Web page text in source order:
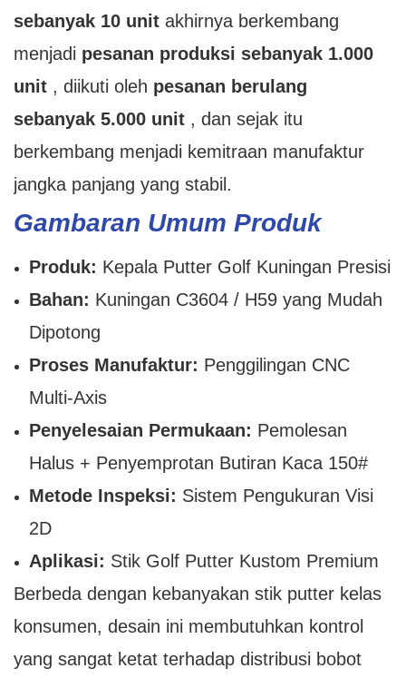
sebanyak 10 unit akhirnya berkembang
menjadi pesanan produksi sebanyak 1.000
unit , diikuti oleh pesanan berulang
sebanyak 5.000 unit , dan sejak itu
berkembang menjadi kemitraan manufaktur
jangka panjang yang stabil.
Gambaran Umum Produk
Produk: Kepala Putter Golf Kuningan Presisi
Bahan: Kuningan C3604 / H59 yang Mudah
Dipotong
Proses Manufaktur: Penggilingan CNC
Multi-Axis
Penyelesaian Permukaan: Pemolesan
Halus + Penyemprotan Butiran Kaca 150#
Metode Inspeksi: Sistem Pengukuran Visi
2D
Aplikasi: Stik Golf Putter Kustom Premium
Berbeda dengan kebanyakan stik putter kelas
konsumen, desain ini membutuhkan kontrol
yang sangat ketat terhadap distribusi bobot